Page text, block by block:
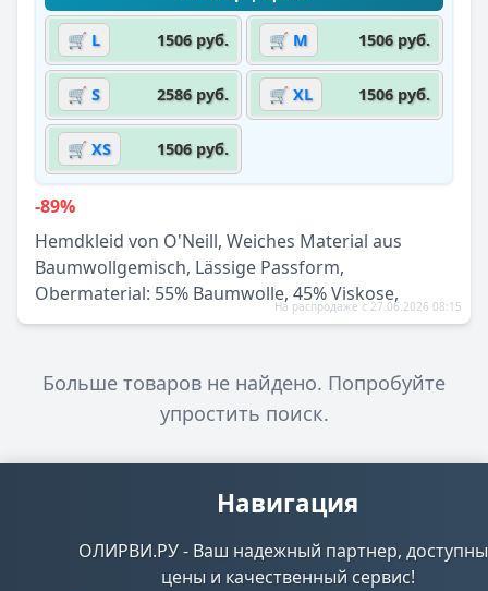
🛒 L 1506 руб. 🛒 M 1506 руб.
🛒 S 2586 руб. 🛒 XL 1506 руб.
🛒 XS 1506 руб.
-89%
Hemdkleid von O'Neill, Weiches Material aus
Baumwollgemisch, Lässige Passform,
Obermaterial: 55% Baumwolle, 45% Viskose,
На распродаже с 27.06.2026 08:15
Больше товаров не найдено. Попробуйте
упростить поиск.
Навигация
ОЛИРВИ.РУ - Ваш надежный партнер,
цены и качественный сервис!